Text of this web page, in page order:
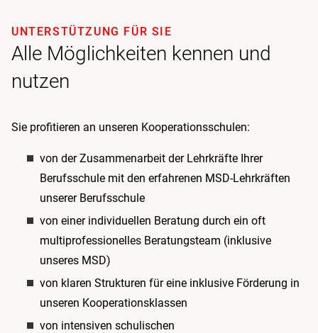
Alle Möglichkeiten kennen und
nutzen
UNTERSTÜTZUNG FÜR SIE
Sie profitieren an unseren Kooperationsschulen:
von der Zusammenarbeit der Lehrkräfte Ihrer
Berufsschule mit den erfahrenen MSD-Lehrkräften
unserer Berufsschule
von einer individuellen Beratung durch ein oft
multiprofessionelles Beratungsteam (inklusive
unseres MSD)
von klaren Strukturen für eine inklusive Förderung in
unseren Kooperationsklassen
von intensiven schulischen